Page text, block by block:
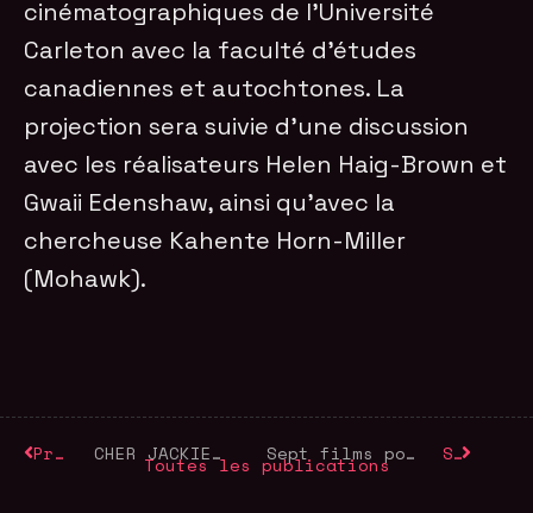
cinématographiques de l’Université
Carleton avec la faculté d’études
canadiennes et autochtones. La
projection sera suivie d’une discussion
avec les réalisateurs Helen Haig-Brown et
Gwaii Edenshaw, ainsi qu’avec la
chercheuse Kahente Horn-Miller
(Mohawk).
Précédent CHER JACKIE a l’affiche le 17 juin Suivant
Sept films pour le Mois national de l’histoire autochtone
Toutes les publications